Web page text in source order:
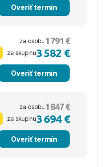
Overiť termín
za osobu 1 791 €
za skupinu3 582 €
Overiť termín
za osobu 1 847 €
za skupinu3 694 €
Overiť termín